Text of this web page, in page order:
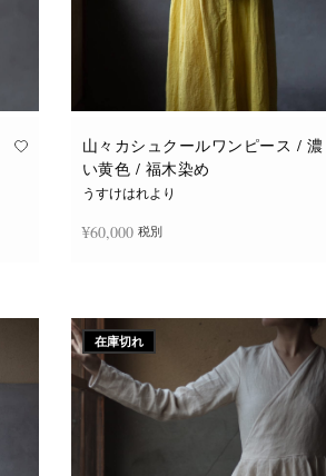
山々カシュクールワンピース / 濃
い黄色 / 福木染め
うすけはれより
¥60,000 税別
在庫切れ